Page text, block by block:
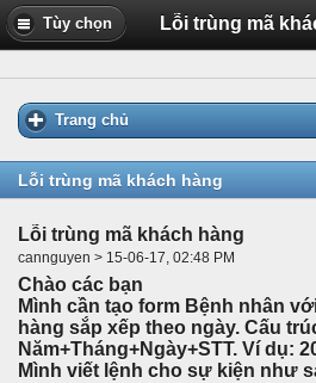
Tùy chọn
Trang chủ
Lỗi trùng mã khách hàng
Lỗi trùng mã khách hàng
cannguyen > 15-06-17, 02:48 PM
Chào các bạn
Mình cần tạo form Bệnh nhân
hàng sắp xếp theo ngày. Cấu
Năm+Tháng+Ngày+STT. Ví dụ:
Mình viết lệnh cho sự kiện như